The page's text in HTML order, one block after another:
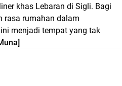
khas Lebaran di Sigli. Bagi
rasa rumahan dalam
menjadi tempat yang tak